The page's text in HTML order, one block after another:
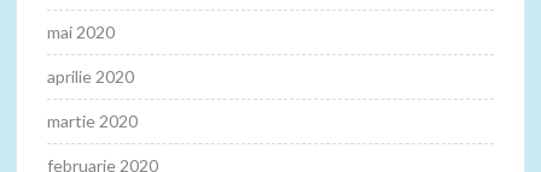
mai 2020
aprilie 2020
martie 2020
februarie 2020